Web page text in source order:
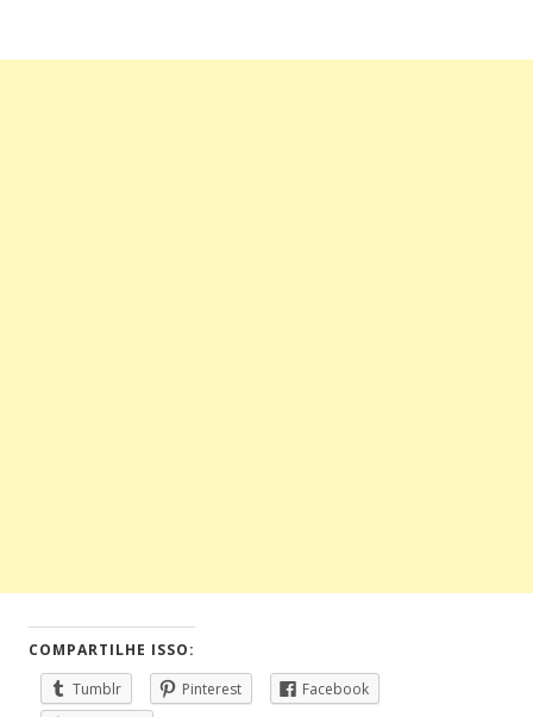
COMPARTILHE ISSO:
Tumblr
Pinterest
Facebook